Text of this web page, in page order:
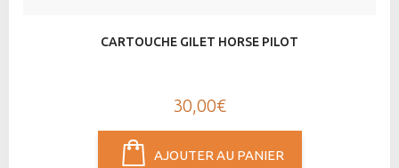
CARTOUCHE GILET HORSE PILOT
30,00€
AJOUTER AU PANIER